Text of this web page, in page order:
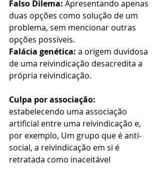
Falso Dilema: Apresentando apenas
duas opções como solução de um
problema, sem mencionar outras
opções possíveis.
Falácia genética: a origem duvidosa
de uma reivindicação desacredita a
própria reivindicação.
Culpa por associação:
estabelecendo uma associação
artificial entre uma reivindicação e,
por exemplo, Um grupo que é anti-
social, a reivindicação em si é
retratada como inaceitável